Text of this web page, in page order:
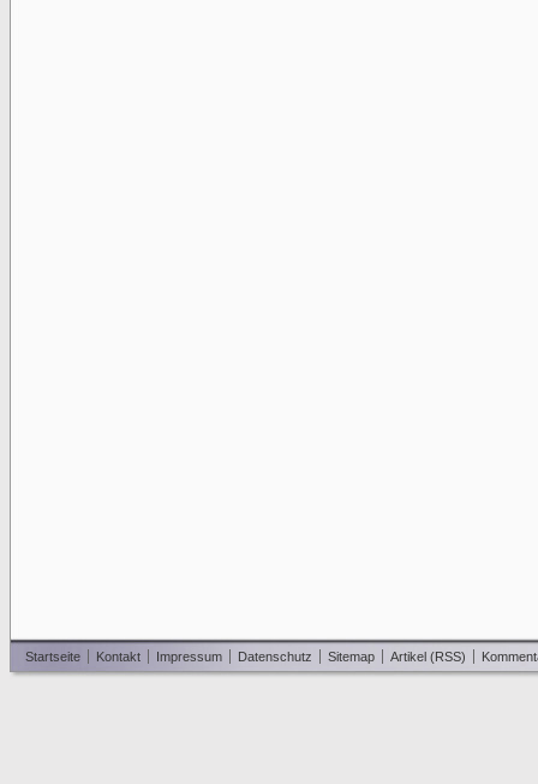
Startseite Kontakt Impressum Datenschutz Sitemap Artikel (RSS)